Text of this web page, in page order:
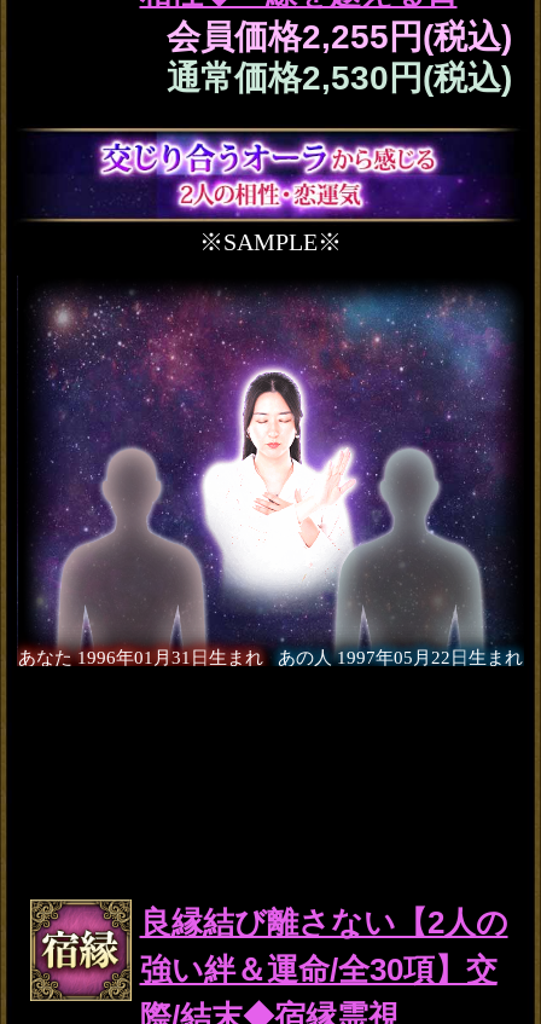
ポジション＆給料UP【頼
れば即好転/仕事霊視】あ
なたの天職＆定年後
会員価格1,980円(税込)
通常価格 2,200円(税込)
気付いてあげて◆今あな
たに惚れてる異性【名前/
年齢/関係性を特定】
会員価格1,870円(税込)
日付まで霊視でズバリ特
定【次、あなたに訪れる
運命の日】転機＆幸福
会員価格880円(税込)